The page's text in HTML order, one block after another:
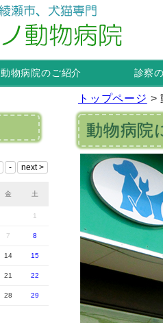
動物病院のご紹介 診察
トップページ >
動物病院
金 土
1
7 8
14 15
21 22
28 29